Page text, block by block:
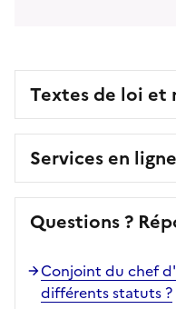
Textes de loi et
Services en
Questions ?
Conjoint du chef
différents statuts ?